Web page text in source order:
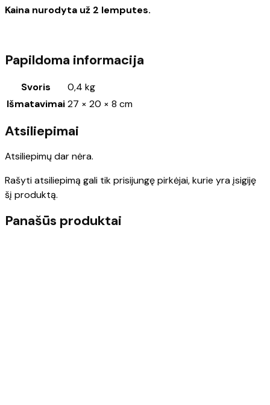
Kaina nurodyta už 2 lemputes.
Papildoma informacija
Svoris
0,4 kg
Išmatavimai27 × 20 × 8 cm
Atsiliepimai
Atsiliepimų dar nėra.
Rašyti atsiliepimą gali tik prisijungę pirkėjai, kurie yra įsigiję
šį produktą.
Panašūs produktai